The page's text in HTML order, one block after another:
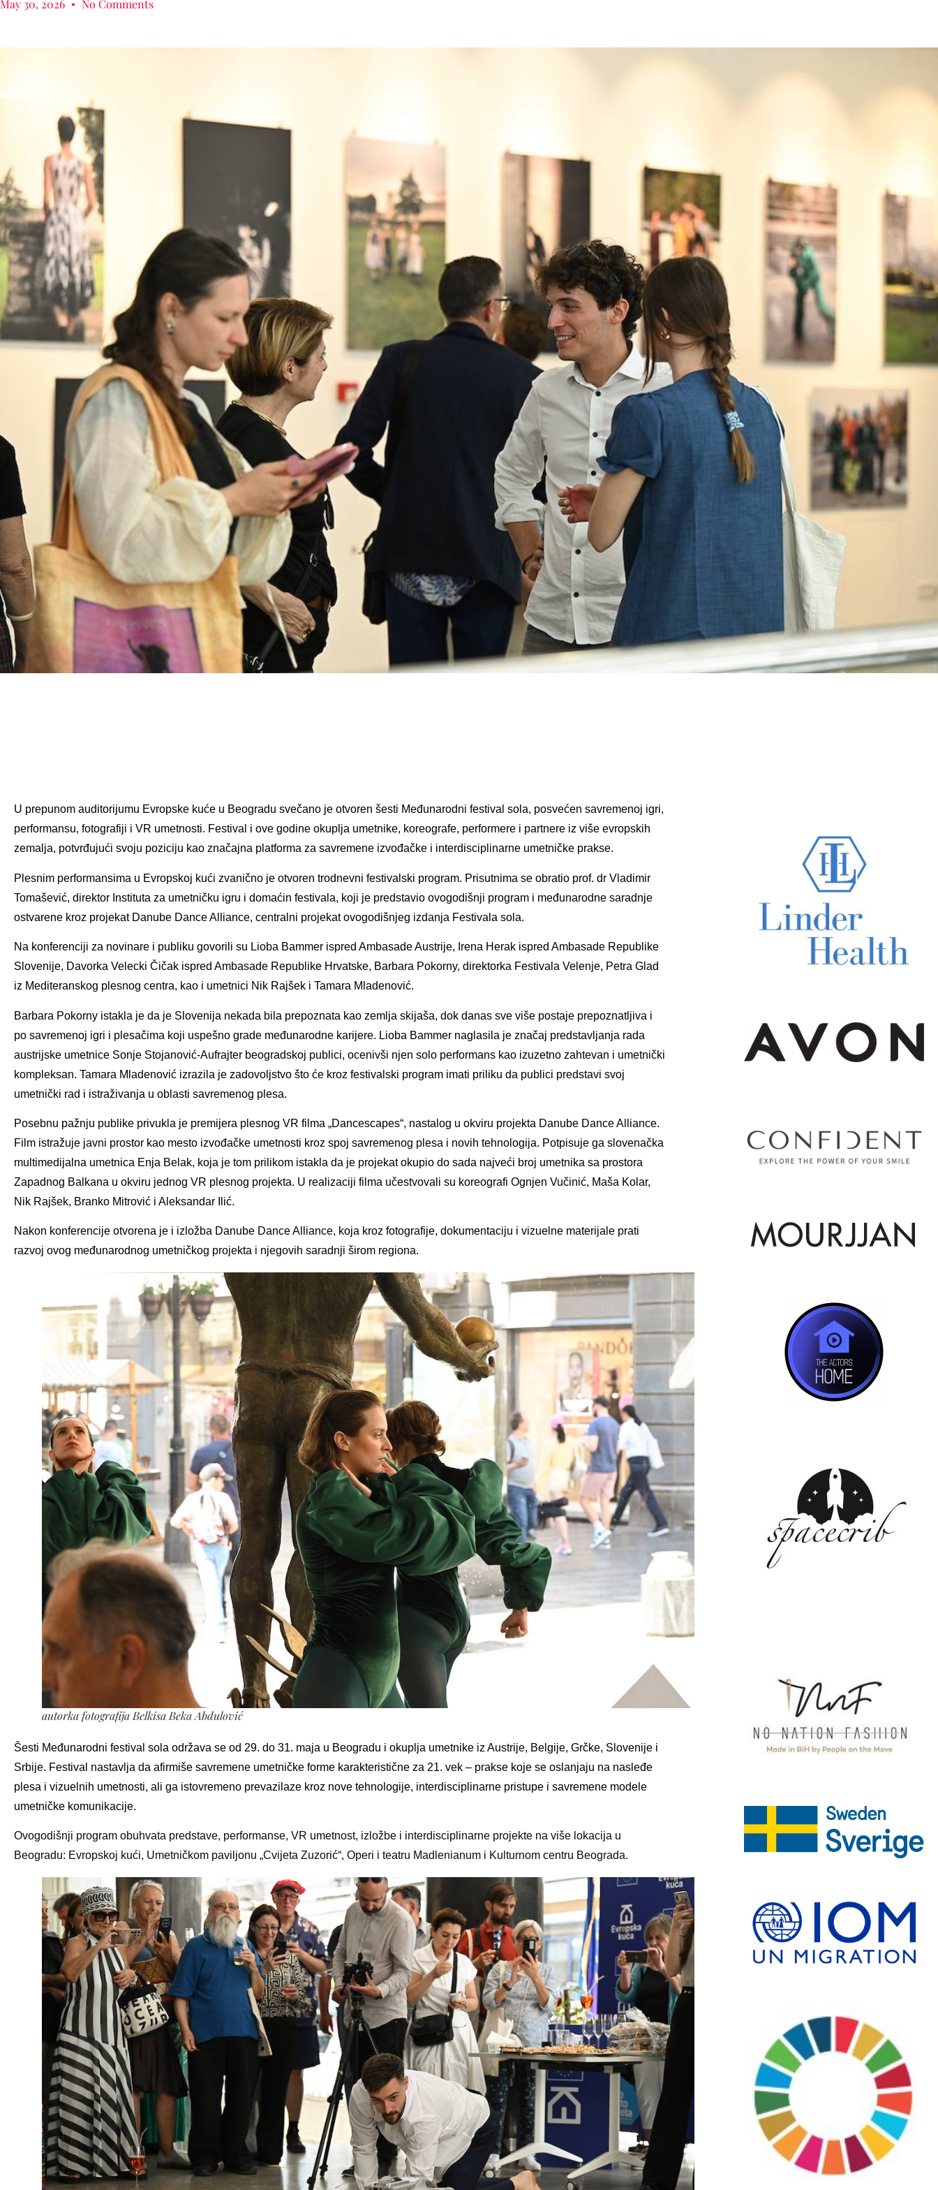
May 30, 2026 No Comments
U prepunom auditorijumu Evropske kuće u Beogradu svečano je otvoren šesti Međunarodni festival sola, posvećen savremenoj igri,
performansu, fotografiji i VR umetnosti. Festival i ove godine okuplja umetnike, koreografe, performere i partnere iz više evropskih
zemalja, potvrđujući svoju poziciju kao značajna platforma za savremene izvođačke i interdisciplinarne umetničke prakse.
Plesnim performansima u Evropskoj kući zvanično je otvoren trodnevni festivalski program. Prisutnima se obratio prof. dr Vladimir
Tomašević, direktor Instituta za umetničku igru i domaćin festivala, koji je predstavio ovogodišnji program i međunarodne saradnje
ostvarene kroz projekat Danube Dance Alliance, centralni projekat ovogodišnjeg izdanja Festivala sola.
Na konferenciji za novinare i publiku govorili su Lioba Bammer ispred Ambasade Austrije, Irena Herak ispred Ambasade Republike
Slovenije, Davorka Velecki Čičak ispred Ambasade Republike Hrvatske, Barbara Pokorny, direktorka Festivala Velenje, Petra Glad
iz Mediteranskog plesnog centra, kao i umetnici Nik Rajšek i Tamara Mladenović.
Barbara Pokorny istakla je da je Slovenija nekada bila prepoznata kao zemlja skijaša, dok danas sve više postaje prepoznatljiva i
po savremenoj igri i plesačima koji uspešno grade međunarodne karijere. Lioba Bammer naglasila je značaj predstavljanja rada
austrijske umetnice Sonje Stojanović-Aufrajter beogradskoj publici, ocenivši njen solo performans kao izuzetno zahtevan i umetnički
kompleksan. Tamara Mladenović izrazila je zadovoljstvo što će kroz festivalski program imati priliku da publici predstavi svoj
umetnički rad i istraživanja u oblasti savremenog plesa.
Posebnu pažnju publike privukla je premijera plesnog VR filma „Dancescapes“, nastalog u okviru projekta Danube Dance Alliance.
Film istražuje javni prostor kao mesto izvođačke umetnosti kroz spoj savremenog plesa i novih tehnologija. Potpisuje ga slovenačka
multimedijalna umetnica Enja Belak, koja je tom prilikom istakla da je projekat okupio do sada najveći broj umetnika sa prostora
Zapadnog Balkana u okviru jednog VR plesnog projekta. U realizaciji filma učestvovali su koreografi Ognjen Vučinić, Maša Kolar,
Nik Rajšek, Branko Mitrović i Aleksandar Ilić.
Nakon konferencije otvorena je i izložba Danube Dance Alliance, koja kroz fotografije, dokumentaciju i vizuelne materijale prati
razvoj ovog međunarodnog umetničkog projekta i njegovih saradnji širom regiona.
autorka fotografija Belkisa Beka Abdulović
Šesti Međunarodni festival sola održava se od 29. do 31. maja u Beogradu i okuplja umetnike iz Austrije, Belgije, Grčke, Slovenije i
Srbije. Festival nastavlja da afirmiše savremene umetničke forme karakteristične za 21. vek – prakse koje se oslanjaju na nasleđe
plesa i vizuelnih umetnosti, ali ga istovremeno prevazilaze kroz nove tehnologije, interdisciplinarne pristupe i savremene modele
umetničke komunikacije.
Ovogodišnji program obuhvata predstave, performanse, VR umetnost, izložbe i interdisciplinarne projekte na više lokacija u
Beogradu: Evropskoj kući, Umetničkom paviljonu „Cvijeta Zuzorić“, Operi i teatru Madlenianum i Kulturnom centru Beograda.